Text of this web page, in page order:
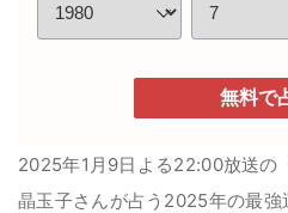
無料で
2025年1月9日よる22:00放送の
晶玉子さんが占う2025年の最強